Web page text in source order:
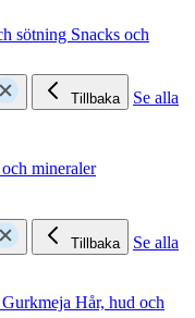
sötning Snacks och
Tillbaka
Se alla
mineraler
Tillbaka
Se alla
Gurkmeja Hår, hud och